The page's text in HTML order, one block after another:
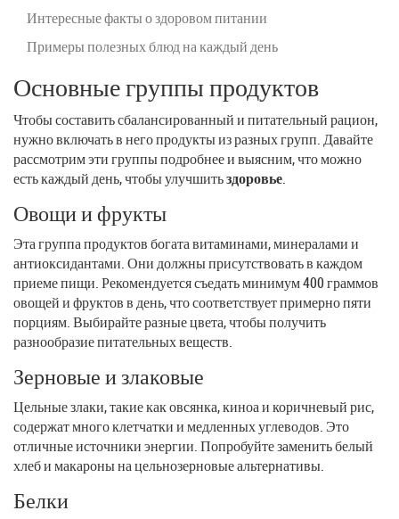
Интересные факты о здоровом питании
Примеры полезных блюд на каждый день
Основные группы продуктов
Чтобы составить сбалансированный и питательный рацион,
нужно включать в него продукты из разных групп. Давайте
рассмотрим эти группы подробнее и выясним, что можно
есть каждый день, чтобы улучшитьздоровье.
Овощи и фрукты
Эта группа продуктов богата витаминами, минералами и
антиоксидантами. Они должны присутствовать в каждом
приеме пищи. Рекомендуется съедать минимум 400 граммов
овощей и фруктов в день, что соответствует примерно пяти
порциям. Выбирайте разные цвета, чтобы получить
разнообразие питательных веществ.
Зерновые и злаковые
Цельные злаки, такие как овсянка, киноа и коричневый рис,
содержат много клетчатки и медленных углеводов. Это
отличные источники энергии. Попробуйте заменить белый
хлеб и макароны на цельнозерновые альтернативы.
Белки